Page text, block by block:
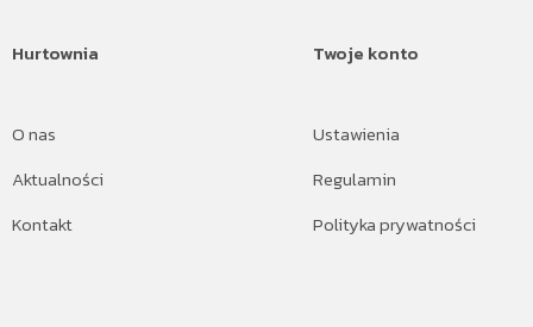
Hurtownia
O nas
Aktualności
Kontakt
Twoje konto
Ustawienia
Regulamin
Polityka prywatności